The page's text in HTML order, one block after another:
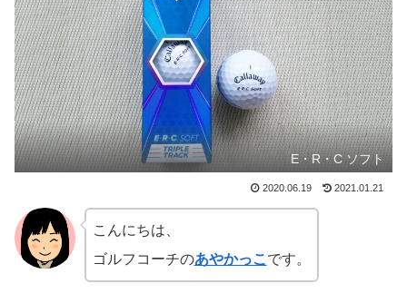
E・R・C ソフト
2020.06.19 2021.01.21
こんにちは、
ゴルフコーチのあやかっこ です。